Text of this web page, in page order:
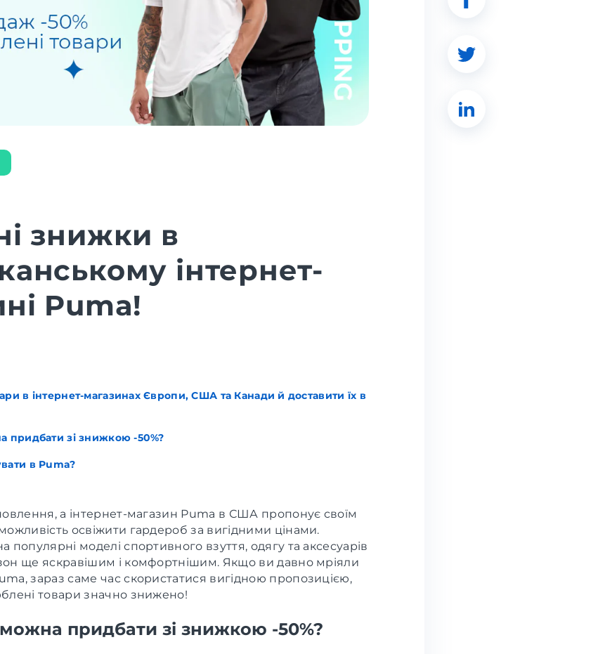
знижки в
інтернет-
Puma!
в інтернет-магазинах Європи, США та Канади й доставити їх в
придбати зі знижкою -50%?
в Puma?
а інтернет-магазин Puma в США пропонує своїм
освіжити гардероб за вигідними цінами.
популярні моделі спортивного взуття, одягу та аксесуарів
ще яскравішим і комфортнішим. Якщо ви давно мріяли
зараз саме час скористатися вигідною пропозицією,
товари значно знижено!
придбати зі знижкою -50%?